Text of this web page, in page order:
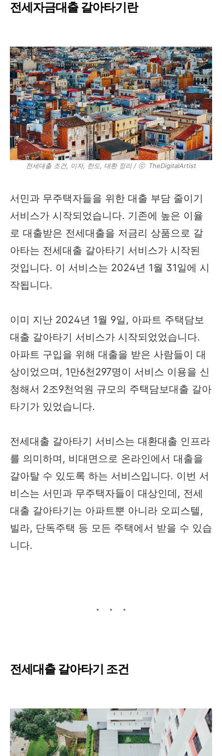
전세자금대출 갈아타기란
전세대출 조건, 이자, 한도, 대환 정리 / ⓒ TheDigitalArtist
서민과 무주택자들을 위한 대출 부담 줄이기
서비스가 시작되었습니다. 기존에 높은 이율
로 대출받은 전세대출을 저금리 상품으로 갈
아타는 전세대출 갈아타기 서비스가 시작된
것입니다. 이 서비스는 2024년 1월 31일에 시
작됩니다.
이미 지난 2024년 1월 9일, 아파트 주택담보
대출 갈아타기 서비스가 시작되었었습니다.
아파트 구입을 위해 대출을 받은 사람들이 대
상이었으며, 1만6천297명이 서비스 이용을 신
청해서 2조9천억원 규모의 주택담보대출 갈아
타기가 있었습니다.
전세대출 갈아타기 서비스는 대환대출 인프라
를 의미하며, 비대면으로 온라인에서 대출을
갈아탈 수 있도록 하는 서비스입니다. 이번 서
비스는 서민과 무주택자들이 대상인데, 전세
대출 갈아타기는 아파트뿐 아니라 오피스텔,
빌라, 단독주택 등 모든 주택에서 받을 수 있습
니다.
전세대출 갈아타기 조건